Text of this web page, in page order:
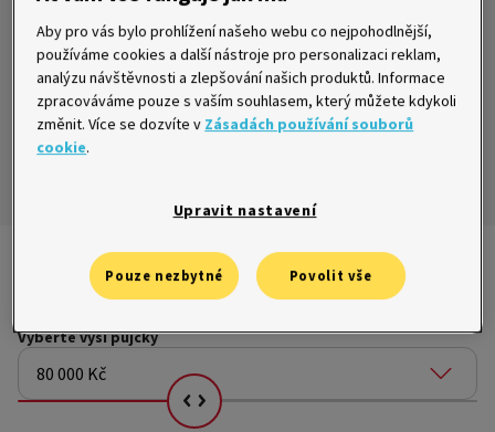
Půjčku sjednáteonline do 15 minut.
Kalkulačka nákupu na splátky
Vybertevýši půjčky
80 000 Kč
Vyberte kolik chcete splácet
Aby pro vás bylo prohlížení našeho webu co nejpohodlnější,
používáme cookies a další nástroje pro personalizaci reklam,
analýzu návštěvnosti a zlepšování našich produktů. Informace
zpracováváme pouze s vaším souhlasem, který můžete kdykoli
změnit. Více se dozvíte v Zásadách používání souborů
cookie.
Upravit nastavení
Pouze nezbytné Povolit vše